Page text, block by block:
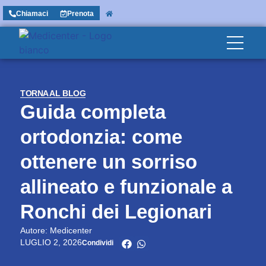
Chiamaci Prenota
TORNA AL BLOG
Guida completa
ortodonzia: come
ottenere un sorriso
allineato e funzionale a
Ronchi dei Legionari
Autore: Medicenter
LUGLIO 2, 2026Condividi